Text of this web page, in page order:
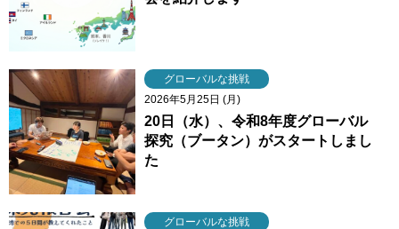
グローバルな挑戦
2026年5月25日 (月)
20日（水）、令和8年度グローバル
探究（ブータン）がスタートしまし
た
グローバルな挑戦